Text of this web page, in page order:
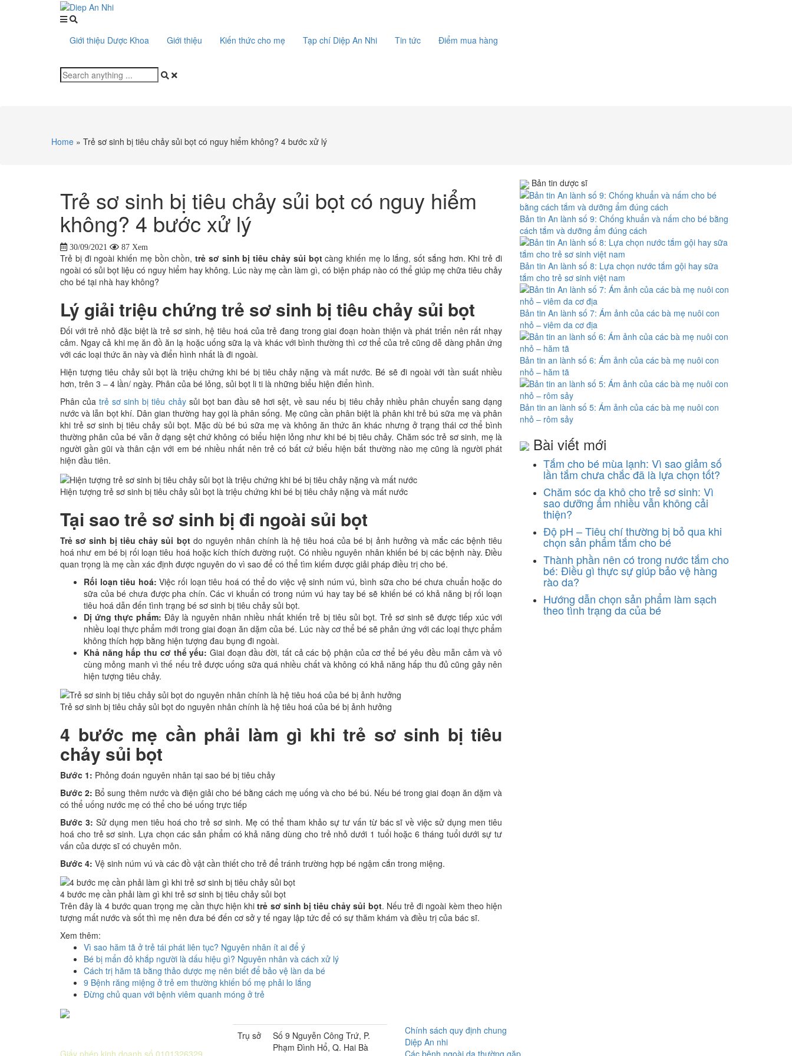
Giới thiệu Dược Khoa Giới thiệu Kiến thức cho mẹ Tạp chí Diệp An Nhi Tin tức Điểm mua hàng
Home » Trẻ sơ sinh bị tiêu chảy sủi bọt có nguy hiểm không? 4 bước xử lý
Trẻ sơ sinh bị tiêu chảy sủi bọt có nguy hiểm
không? 4 bước xử lý
30/09/2021 87 Xem
Trẻ bị đi ngoài khiến mẹ bồn chồn,trẻ sơ sinh bị tiêu chảy sủi bọtcàng khiến mẹ lo lắng, sốt sắng hơn. Khi trẻ đi
ngoài có sủi bọt liệu có nguy hiểm hay không. Lúc này mẹ cần làm gì, có biện pháp nào có thể giúp mẹ chữa tiêu chảy
cho bé tại nhà hay không?
Lý giải triệu chứng trẻ sơ sinh bị tiêu chảy sủi bọt
Đối với trẻ nhỏ đặc biệt là trẻ sơ sinh, hệ tiêu hoá của trẻ đang trong giai đoạn hoàn thiện và phát triển nên rất nhạy
cảm. Ngay cả khi mẹ ăn đồ ăn lạ hoặc uống sữa lạ và khác với bình thường thì cơ thể của trẻ cũng dễ dàng phản ứng
với các loại thức ăn này và điển hình nhất là đi ngoài.
Hiện tượng tiêu chảy sủi bọt là triệu chứng khi bé bị tiêu chảy nặng và mất nước. Bé sẽ đi ngoài với tần suất nhiều
hơn, trên 3 – 4 lần/ ngày. Phân của bé lỏng, sủi bọt li ti là những biểu hiện điển hình.
Phân củatrẻ sơ sinh bị tiêu chảysủi bọt ban đầu sẽ hơi sệt, về sau nếu bị tiêu chảy nhiều phân chuyển sang dạng
nước và lẫn bọt khí. Dân gian thường hay gọi là phân sống. Mẹ cũng cần phân biệt là phân khi trẻ bú sữa mẹ và phân
khi trẻ sơ sinh bị tiêu chảy sủi bọt. Mặc dù bé bú sữa mẹ và không ăn thức ăn khác nhưng ở trạng thái cơ thể bình
thường phân của bé vẫn ở dạng sệt chứ không có biểu hiện lỏng như khi bé bị tiêu chảy. Chăm sóc trẻ sơ sinh, mẹ là
người gần gũi và thân cận với em bé nhiều nhất nên trẻ có bất cứ biểu hiện bất thường nào mẹ cũng là người phát
hiện đầu tiên.
Hiện tượng trẻ sơ sinh bị tiêu chảy sủi bọt là triệu chứng khi bé bị tiêu chảy nặng và mất nước
Tại sao trẻ sơ sinh bị đi ngoài sủi bọt
Trẻ sơ sinh bị tiêu chảy sủi bọtdo nguyên nhân chính là hệ tiêu hoá của bé bị ảnh hưởng và mắc các bệnh tiêu
hoá như em bé bị rối loạn tiêu hoá hoặc kích thích đường ruột. Có nhiều nguyên nhân khiến bé bị các bệnh này. Điều
quan trọng là mẹ cần xác định được nguyên do vì sao để có thể tìm kiếm được giải pháp điều trị cho bé.
Rối loạn tiêu hoá: Việc rối loạn tiêu hoá có thể do việc vệ sinh núm vú, bình sữa cho bé chưa chuẩn hoặc do
sữa của bé chưa được pha chín. Các vi khuẩn có trong núm vú hay tay bé sẽ khiến bé có khả năng bị rối loạn
tiêu hoá dẫn đến tình trạng bé sơ sinh bị tiêu chảy sủi bọt.
Dị ứng thực phẩm: Đây là nguyên nhân nhiều nhất khiến trẻ bị tiêu sủi bọt. Trẻ sơ sinh sẽ được tiếp xúc với
nhiều loại thực phẩm mới trong giai đoạn ăn dặm của bé. Lúc này cơ thể bé sẽ phản ứng với các loại thực phẩm
không thích hợp bằng hiện tượng đau bụng đi ngoài.
Khả năng hấp thu cơ thể yếu: Giai đoạn đầu đời, tất cả các bộ phận của cơ thể bé yêu đều mẫn cảm và vô
cùng mỏng manh vì thế nếu trẻ được uống sữa quá nhiều chất và không có khả năng hấp thu đủ cũng gây nên
hiện tượng tiêu chảy.
Trẻ sơ sinh bị tiêu chảy sủi bọt do nguyên nhân chính là hệ tiêu hoá của bé bị ảnh hưởng
4 bước mẹ cần phải làm gì khi trẻ sơ sinh bị tiêu
chảy sủi bọt
Bước 1: Phỏng đoán nguyên nhân tại sao bé bị tiêu chảy
Bước 2: Bổ sung thêm nước và điện giải cho bé bằng cách mẹ uống và cho bé bú. Nếu bé trong giai đoạn ăn dặm và
có thể uống nước mẹ có thể cho bé uống trực tiếp
Bước 3: Sử dụng men tiêu hoá cho trẻ sơ sinh. Mẹ có thể tham khảo sự tư vấn từ bác sĩ về việc sử dụng men tiêu
hoá cho trẻ sơ sinh. Lựa chọn các sản phẩm có khả năng dùng cho trẻ nhỏ dưới 1 tuổi hoặc 6 tháng tuổi dưới sự tư
vấn của dược sĩ có chuyên môn.
Bước 4: Vệ sinh núm vú và các đồ vật cần thiết cho trẻ để tránh trường hợp bé ngậm cắn trong miệng.
4 bước mẹ cần phải làm gì khi trẻ sơ sinh bị tiêu chảy sủi bọt
Trên đây là 4 bước quan trọng mẹ cần thực hiện khitrẻ sơ sinh bị tiêu chảy sủi bọt. Nếu trẻ đi ngoài kèm theo hiện
tượng mất nước và sốt thì mẹ nên đưa bé đến cơ sở y tế ngay lập tức để có sự thăm khám và điều trị của bác sĩ.
Xem thêm:
Vì sao hăm tã ở trẻ tái phát liên tục? Nguyên nhân ít ai để ý
Bé bị mẩn đỏ khắp người là dấu hiệu gì? Nguyên nhân và cách xử lý
Cách trị hăm tã bằng thảo dược mẹ nên biết để bảo vệ làn da bé
9 Bệnh răng miệng ở trẻ em thường khiến bố mẹ phải lo lắng
Đừng chủ quan với bệnh viêm quanh móng ở trẻ
Bản tin dược sĩ
Bản tin An lành số 9: Chống khuẩn và nấm cho bé bằng
cách tắm và dưỡng ẩm đúng cách
Bản tin An lành số 8: Lựa chọn nước tắm gội hay sữa
tắm cho trẻ sơ sinh việt nam
Bản tin An lành số 7: Ám ảnh của các bà mẹ nuôi con
nhỏ – viêm da cơ địa
Bản tin an lành số 6: Ám ảnh của các bà mẹ nuôi con
nhỏ – hăm tã
Bản tin an lành số 5: Ám ảnh của các bà mẹ nuôi con
nhỏ – rôm sảy
Bài viết mới
Tắm cho bé mùa lạnh: Vì sao giảm số
lần tắm chưa chắc đã là lựa chọn tốt?
Chăm sóc da khô cho trẻ sơ sinh: Vì
sao dưỡng ẩm nhiều vẫn không cải
thiện?
Độ pH – Tiêu chí thường bị bỏ qua khi
chọn sản phẩm tắm cho bé
Thành phần nên có trong nước tắm cho
bé: Điều gì thực sự giúp bảo vệ hàng
rào da?
Hướng dẫn chọn sản phẩm làm sạch
theo tình trạng da của bé
Giấy phép kinh doanh số 0101326329
Trụ sở
Số 9 Nguyễn Công Trứ, P.
Phạm Đình Hổ, Q. Hai Bà
Chính sách quy định chung
Diệp An nhi
Các bệnh ngoài da thường gặp